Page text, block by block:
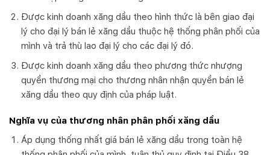
Được kinh doanh xăng dầu theo hình thức là bên giao đại
lý cho đại lý bán lẻ xăng dầu thuộc hệ thống phân phối của
mình và trả thù lao đại lý cho các đại lý đó.
Được kinh doanh xăng dầu theo phương thức nhượng
quyền thương mại cho thương nhân nhận quyền bán lẻ
xăng dầu theo quy định của pháp luật.
Nghĩa vụ của thương nhân phân phối xăng dầu
Áp dụng thống nhất giá bán lẻ xăng dầu trong toàn hệ